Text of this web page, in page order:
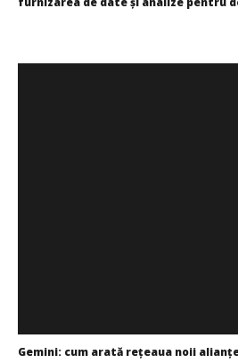
Gemini: cum arată rețeaua noii